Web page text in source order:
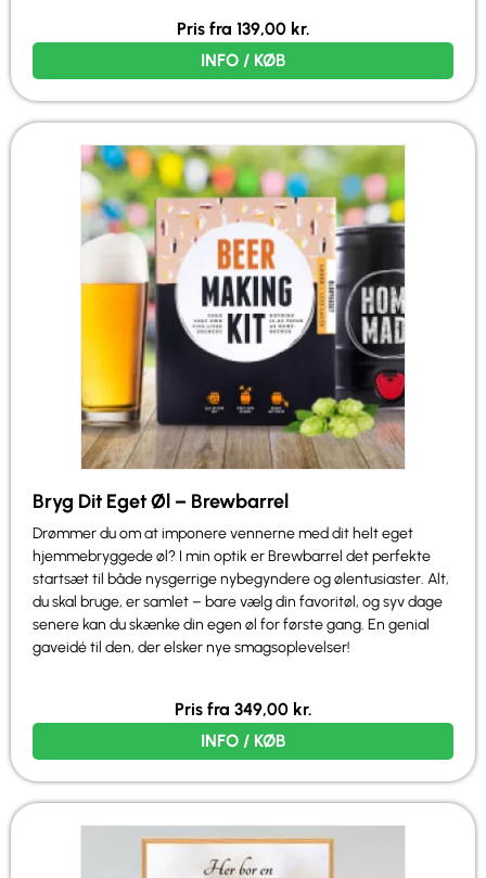
Pris fra 139,00 kr.
INFO / KØB
Bryg Dit Eget Øl – Brewbarrel
Drømmer du om at imponere vennerne med dit helt eget
hjemmebryggede øl? I min optik er Brewbarrel det perfekte
startsæt til både nysgerrige nybegyndere og ølentusiaster. Alt,
du skal bruge, er samlet – bare vælg din favoritøl, og syv dage
senere kan du skænke din egen øl for første gang. En genial
gaveidé til den, der elsker nye smagsoplevelser!
Pris fra 349,00 kr.
INFO / KØB